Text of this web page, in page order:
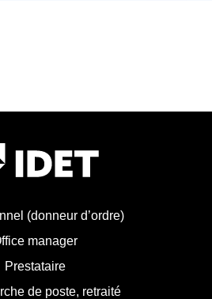
(donneur d’ordre)
manager
Prestataire
de poste, retraité